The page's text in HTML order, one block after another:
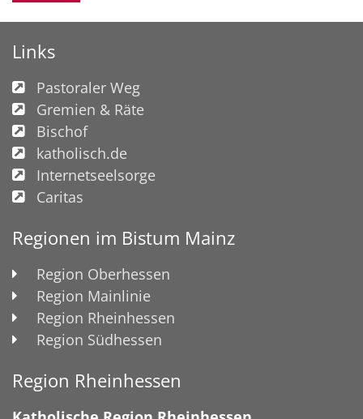
Links
Pastoraler Weg
Gremien & Räte
Bischof
katholisch.de
Internetseelsorge
Caritas
Regionen im Bistum Mainz
Region Oberhessen
Region Mainlinie
Region Rheinhessen
Region Südhessen
Region Rheinhessen